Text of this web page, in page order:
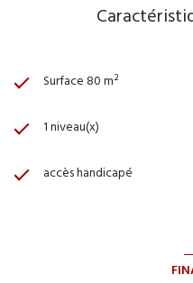
Surface 80 m²
1 niveau(x)
accès handicapé